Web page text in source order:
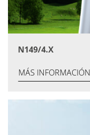
N149/4.X
MÁS INFORMACIÓN